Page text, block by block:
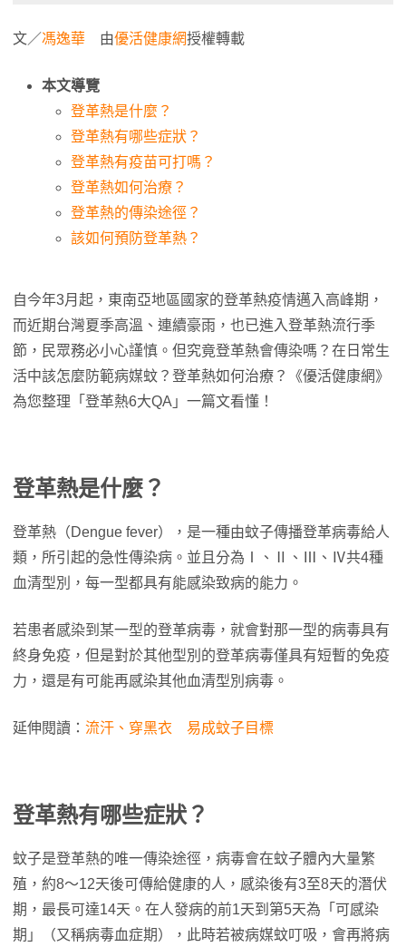
文／馮逸華 由優活健康網授權轉載
本文導覽
登革熱是什麼？
登革熱有哪些症狀？
登革熱有疫苗可打嗎？
登革熱如何治療？
登革熱的傳染途徑？
該如何預防登革熱？
自今年3月起，東南亞地區國家的登革熱疫情邁入高峰期，
而近期台灣夏季高溫、連續豪雨，也已進入登革熱流行季
節，民眾務必小心謹慎。但究竟登革熱會傳染嗎？在日常生
活中該怎麼防範病媒蚊？登革熱如何治療？《優活健康網》
為您整理「登革熱6大QA」一篇文看懂！
登革熱是什麼？
登革熱（Dengue fever），是一種由蚊子傳播登革病毒給人
類，所引起的急性傳染病。並且分為Ⅰ、Ⅱ、Ⅲ、Ⅳ共4種
血清型別，每一型都具有能感染致病的能力。
若患者感染到某一型的登革病毒，就會對那一型的病毒具有
終身免疫，但是對於其他型別的登革病毒僅具有短暫的免疫
力，還是有可能再感染其他血清型別病毒。
延伸閱讀： 流汗、穿黑衣 易成蚊子目標
登革熱有哪些症狀？
蚊子是登革熱的唯一傳染途徑，病毒會在蚊子體內大量繁
殖，約8～12天後可傳給健康的人，感染後有3至8天的潛伏
期，最長可達14天。在人發病的前1天到第5天為「可感染
期」（又稱病毒血症期），此時若被病媒蚊叮吸，會再將病